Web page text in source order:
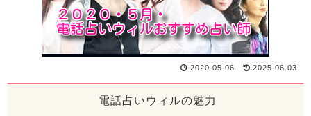
2020.05.06 2025.06.03
電話占いウィルの魅力